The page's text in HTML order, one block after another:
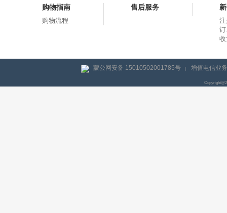
购物指南
购物流程
售后服务
蒙公网安备 15010502001785号 | 增值电信业